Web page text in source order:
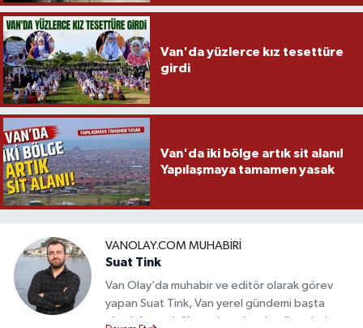
Van'da yüzlerce kız tesettüre
girdi
Van'da iki bölge artık sit alanı!
Yapılaşmaya tamamen yasak
VANOLAY.COM MUHABIRI
Suat Tink
Van Olay’da muhabir ve editör olarak görev
yapan Suat Tink, Van yerel gündemi başta
olmak üzere bölgesel ve ulusal gelişmeleri